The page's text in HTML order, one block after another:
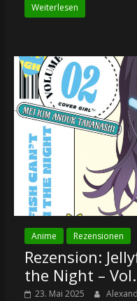
Weiterlesen
Anime Rezensionen
Rezension:
the Night –
23. Mai 2025